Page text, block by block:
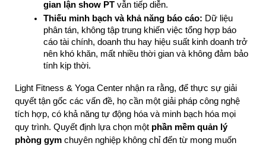
gian lận show PT vẫn tiếp diễn.
Thiếu minh bạch và khả năng báo cáo: Dữ liệu
phân tán, không tập trung khiến việc tổng hợp báo
cáo tài chính, doanh thu hay hiệu suất kinh doanh trở
nên khó khăn, mất nhiều thời gian và không đảm bảo
tính kịp thời.
Light Fitness & Yoga Center nhận ra rằng, để thực sự giải
quyết tận gốc các vấn đề, họ cần một giải pháp công nghệ
tích hợp, có khả năng tự động hóa và minh bạch hóa mọi
quy trình. Quyết định lựa chọn một phần mềm quản lý
phòng gym chuyên nghiệp không chỉ đến từ mong muốn